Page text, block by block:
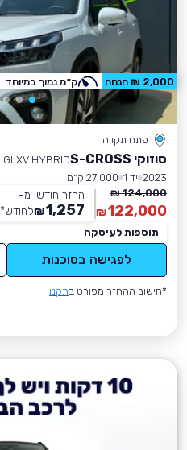
פתח תקווה
סוזוקי S-CROSS
GLXV HYBRID
2023 יד 1
27,000 ק״מ
124,000 ₪
122,000
₪
החזר חודשי מ-
1,257
₪לחודש*
תוספות לעיסקה
לפגישה בסוכנות
*חישוב ההחזר מפורט בתקנון
2,000 ₪ הנחה ק״מ נמוך במיוחד